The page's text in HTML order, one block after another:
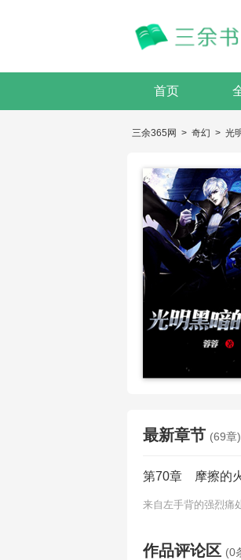
首页
三余365网 > 奇幻 > 光
最新章节 (69章)
第70章 摩擦的
来自左手背的强烈痛
作品评论区 (0